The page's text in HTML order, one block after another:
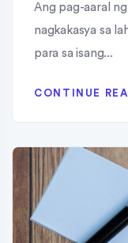
Ang pag-aaral
nagkakasya sa
para sa isang...
CONTINUE